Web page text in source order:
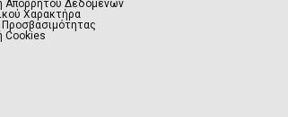
Απορρήτου Δεδομένων
Χαρακτήρα
Cookies